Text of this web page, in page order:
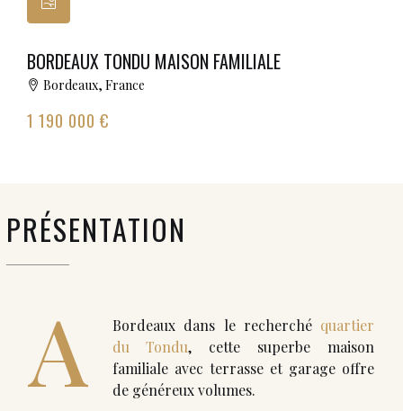
BORDEAUX TONDU MAISON FAMILIALE
Bordeaux, France
1 190 000 €
PRÉSENTATION
A Bordeaux dans le recherché quartier
du Tondu, cette superbe maison
familiale avec terrasse et garage offre
de généreux volumes.